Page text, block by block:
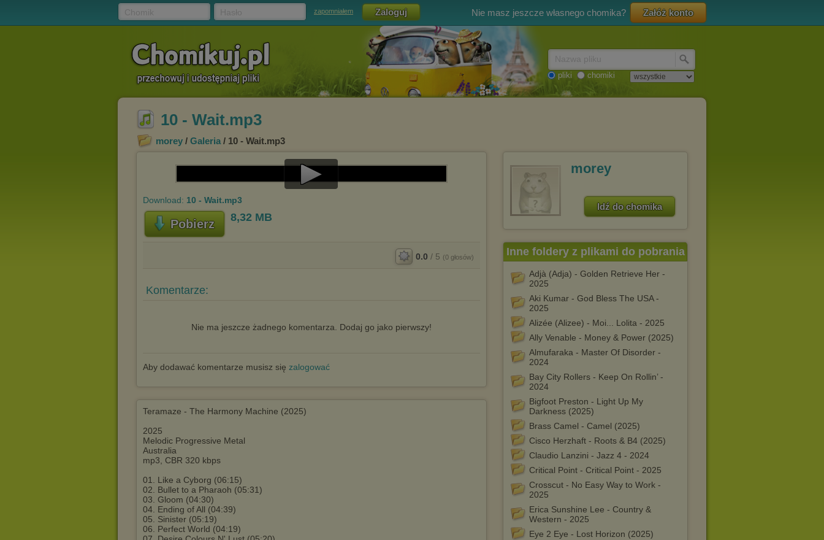
zapomniałem Nie masz jeszcze własnego chomika? Załóż konto
pliki chomiki
10 - Wait.mp3
morey / Galeria / 10 - Wait.mp3
Play
Download: 10 - Wait.mp3
Pobierz 8,32 MB
0.0 / 5 (0 głosów)
Komentarze:
Nie ma jeszcze żadnego komentarza. Dodaj go jako pierwszy!
Aby dodawać komentarze musisz się zalogować
morey
Idź do chomika
Inne foldery z plikami do pobrania
Adjà (Adja) - Golden Retrieve Her -
2025
Aki Kumar - God Bless The USA -
2025
Alizée (Alizee) - Moi... Lolita - 2025
Ally Venable - Money & Power (2025)
Almufaraka - Master Of Disorder -
2024
Bay City Rollers - Keep On Rollin’ -
2024
Bigfoot Preston - Light Up My
Darkness (2025)
Brass Camel - Camel (2025)
Cisco Herzhaft - Roots & B4 (2025)
Claudio Lanzini - Jazz 4 - 2024
Critical Point - Critical Point - 2025
Crosscut - No Easy Way to Work -
2025
Erica Sunshine Lee - Country &
Western - 2025
Eye 2 Eye - Lost Horizon (2025)
Teramaze - The Harmony Machine (2025)
2025
Melodic Progressive Metal
Australia
mp3, CBR 320 kbps
01. Like a Cyborg (06:15)
02. Bullet to a Pharaoh (05:31)
03. Gloom (04:30)
04. Ending of All (04:39)
05. Sinister (05:19)
06. Perfect World (04:19)